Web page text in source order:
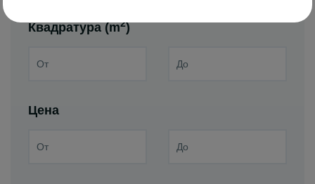
Квадратура (m2)
Цена